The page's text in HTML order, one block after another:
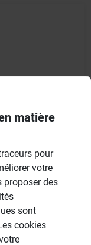
grand
en
10 mm ou
avec
du carreau
matière
pour
votre
proposer des
sont
cookies